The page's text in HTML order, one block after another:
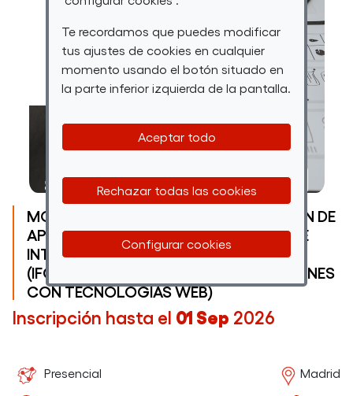
Te recordamos que puedes modificar
tus ajustes de cookies en cualquier
momento usando el botón situado en
la parte inferior izquierda de la pantalla.
Aceptar todo
Rechazar todas las cookies
Configurar cookies
BARCELONA
MÓDULO 3 (MF0493_3): IMPLANTACIÓN DE
APLICACIONES WEB EN EL ENTORNO DE
INTERNET, INTRANET Y EXTRANET
(IFCD0210: DESARROLLO DE APLICACIONES
CON TECNOLOGÍAS WEB)
Inscripción hasta el 01 Sep 2026
Presencial Madrid